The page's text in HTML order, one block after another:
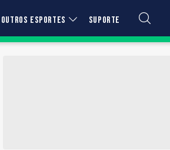
OUTROS ESPORTES SUPORTE